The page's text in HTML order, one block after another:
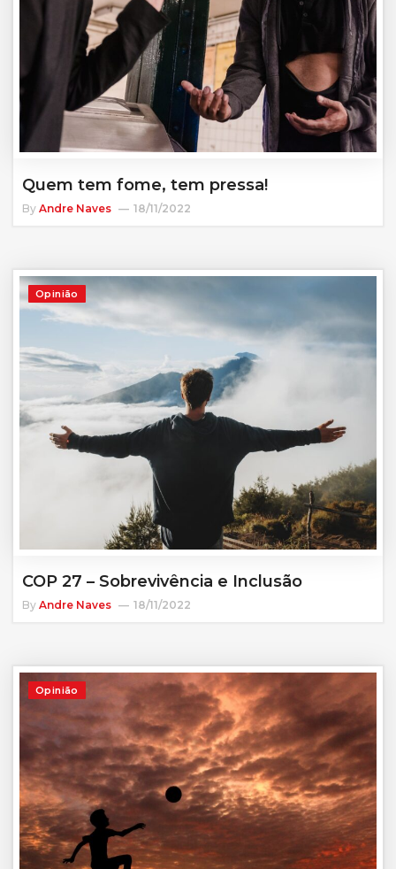
Quem tem fome, tem pressa!
By Andre Naves 18/11/2022
Opinião
COP 27 – Sobrevivência e Inclusão
By Andre Naves 18/11/2022
Opinião